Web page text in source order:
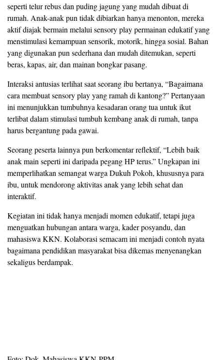
seperti telur rebus dan puding jagung yang mudah dibuat di
rumah. Anak-anak pun tidak dibiarkan hanya menonton, mereka
aktif diajak bermain melalui sensory play permainan edukatif yang
menstimulasi kemampuan sensorik, motorik, hingga sosial. Bahan
yang digunakan pun sederhana dan mudah ditemukan, seperti
beras, kapas, air, dan mainan bongkar pasang.
Interaksi antusias terlihat saat seorang ibu bertanya, “Bagaimana
cara membuat sensory play yang ramah di kantong?” Pertanyaan
ini menunjukkan tumbuhnya kesadaran orang tua untuk ikut
terlibat dalam stimulasi tumbuh kembang anak di rumah, tanpa
harus bergantung pada gawai.
Seorang peserta lainnya pun berkomentar reflektif, “Lebih baik
anak main seperti ini daripada pegang HP terus.” Ungkapan ini
memperlihatkan semangat warga Dukuh Pokoh, khususnya para
ibu, untuk mendorong aktivitas anak yang lebih sehat dan
interaktif.
Kegiatan ini tidak hanya menjadi momen edukatif, tetapi juga
menguatkan hubungan antara warga, kader posyandu, dan
mahasiswa KKN. Kolaborasi semacam ini menjadi contoh nyata
bagaimana pendidikan masyarakat bisa dikemas menyenangkan
sekaligus berdampak.